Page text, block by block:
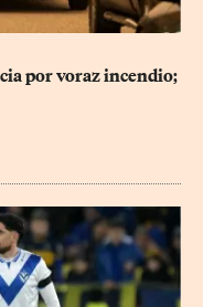
por voraz incendio;